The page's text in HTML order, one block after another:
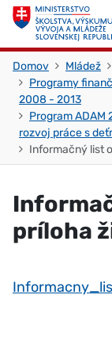
Skočiť na obsah
Domov Mládež
Programy
2008 - 2013
Program
rozvoj práce s
Informačný list
príloha
Skočiť na začiatok